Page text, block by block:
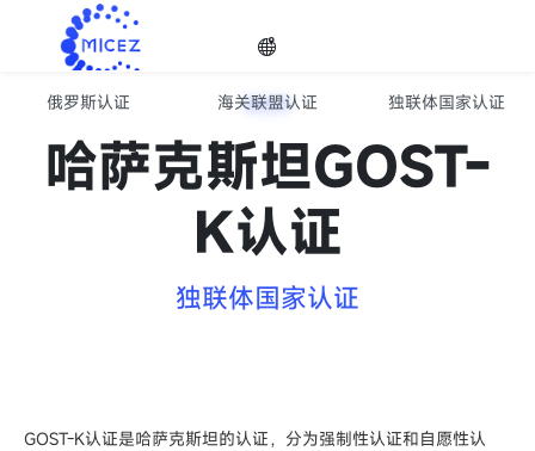
选择
语种

欧亚经济联盟EAC认证服务
俄罗斯认证 海关联盟认证 独联体国家认证
哈萨克斯坦GOST-
K认证
独联体国家认证
GOST-K认证是哈萨克斯坦的认证，分为强制性认证和自愿性认